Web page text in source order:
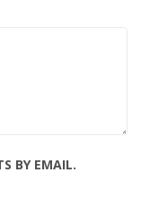
BY EMAIL.